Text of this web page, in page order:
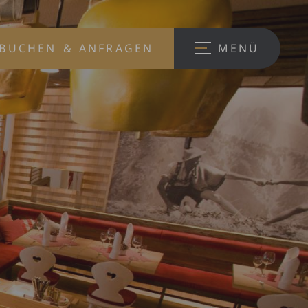
& ANFRAGEN MENÜ